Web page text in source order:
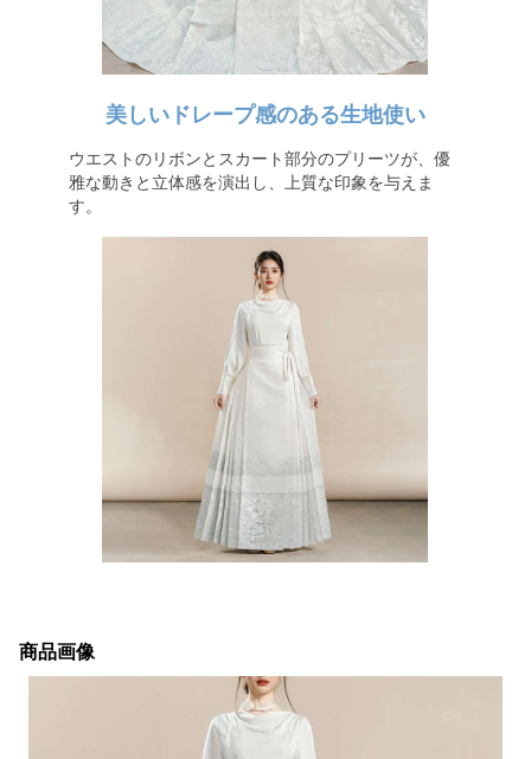
美しいドレープ感のある生地使い
ウエストのリボンとスカート部分のプリーツが、優
雅な動きと立体感を演出し、上質な印象を与えま
す。
商品画像